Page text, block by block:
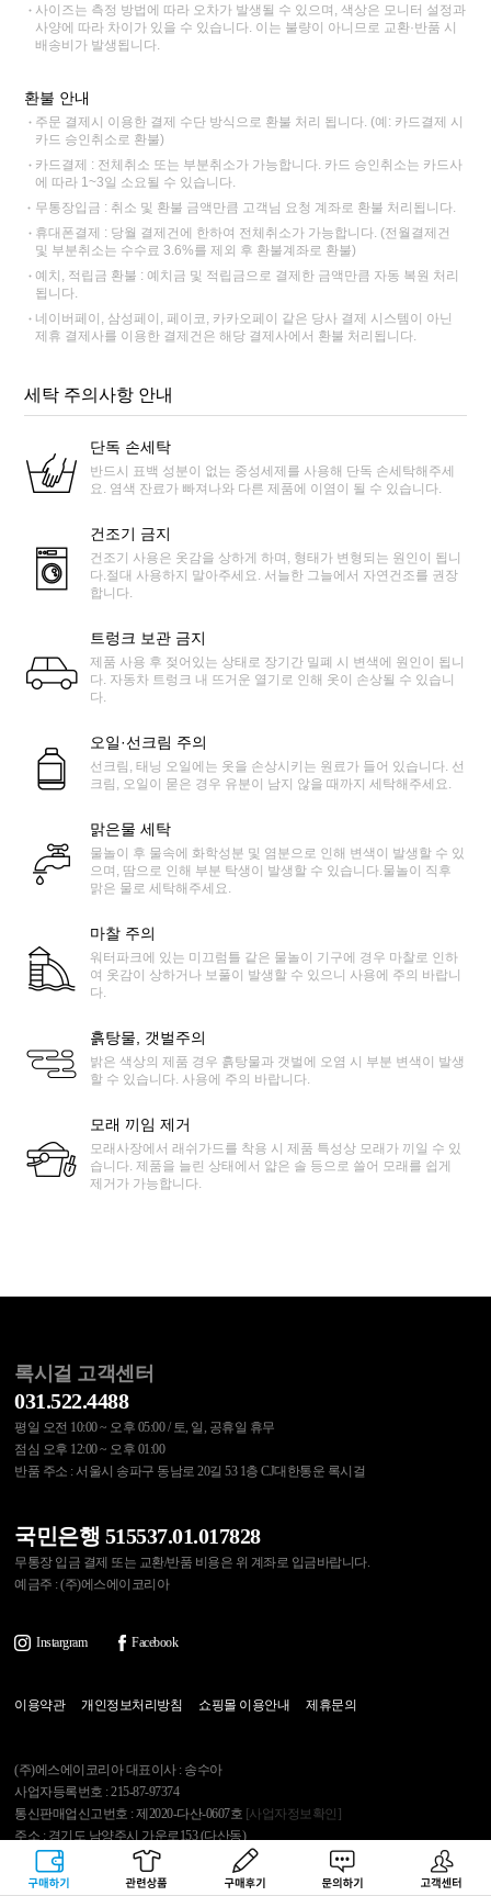
구매하기 관련상품 상품후기 문의하기 고객센터
사이즈는 측정 방법에 따라 오차가 발생될 수 있으며, 색상은 모니터 설정과
사양에 따라 차이가 있을 수 있습니다. 이는 불량이 아니므로 교환·반품 시
배송비가 발생됩니다.
환불 안내
주문 결제시 이용한 결제 수단 방식으로 환불 처리 됩니다. (예: 카드결제 시
카드 승인취소로 환불)
카드결제 : 전체취소 또는 부분취소가 가능합니다. 카드 승인취소는 카드사
에 따라 1~3일 소요될 수 있습니다.
무통장입금 : 취소 및 환불 금액만큼 고객님 요청 계좌로 환불 처리됩니다.
휴대폰결제 : 당월 결제건에 한하여 전체취소가 가능합니다. (전월결제건
및 부분취소는 수수료 3.6%를 제외 후 환불계좌로 환불)
예치, 적립금 환불 : 예치금 및 적립금으로 결제한 금액만큼 자동 복원 처리
됩니다.
네이버페이, 삼성페이, 페이코, 카카오페이 같은 당사 결제 시스템이 아닌
제휴 결제사를 이용한 결제건은 해당 결제사에서 환불 처리됩니다.
세탁 주의사항 안내
단독 손세탁
반드시 표백 성분이 없는 중성세제를 사용해 단독 손세탁해주세
요. 염색 잔료가 빠져나와 다른 제품에 이염이 될 수 있습니다.
건조기 금지
건조기 사용은 옷감을 상하게 하며, 형태가 변형되는 원인이 됩니
다.절대 사용하지 말아주세요. 서늘한 그늘에서 자연건조를 권장
합니다.
트렁크 보관 금지
제품 사용 후 젖어있는 상태로 장기간 밀폐 시 변색에 원인이 됩니
다. 자동차 트렁크 내 뜨거운 열기로 인해 옷이 손상될 수 있습니
다.
오일·선크림 주의
선크림, 태닝 오일에는 옷을 손상시키는 원료가 들어 있습니다. 선
크림, 오일이 묻은 경우 유분이 남지 않을 때까지 세탁해주세요.
맑은물 세탁
물놀이 후 물속에 화학성분 및 염분으로 인해 변색이 발생할 수 있
으며, 땀으로 인해 부분 탁생이 발생할 수 있습니다.물놀이 직후
맑은 물로 세탁해주세요.
마찰 주의
워터파크에 있는 미끄럼틀 같은 물놀이 기구에 경우 마찰로 인하
여 옷감이 상하거나 보풀이 발생할 수 있으니 사용에 주의 바랍니
다.
흙탕물, 갯벌주의
밝은 색상의 제품 경우 흙탕물과 갯벌에 오염 시 부분 변색이 발생
할 수 있습니다. 사용에 주의 바랍니다.
모래 끼임 제거
모래사장에서 래쉬가드를 착용 시 제품 특성상 모래가 끼일 수 있
습니다. 제품을 늘린 상태에서 얇은 솔 등으로 쓸어 모래를 쉽게
제거가 가능합니다.
록시걸 고객센터
031.522.4488
평일 오전 10:00 ~ 오후 05:00 / 토, 일, 공휴일 휴무
점심 오후 12:00 ~ 오후 01:00
반품 주소 : 서울시 송파구 동남로 20길 53 1층 CJ대한통운 록시걸
국민은행 515537.01.017828
무통장 입금 결제 또는 교환/반품 비용은 위 계좌로 입금바랍니다.
예금주 : (주)에스에이코리아
Instargram Facebook
이용약관 개인정보처리방침 쇼핑몰 이용안내 제휴문의
(주)에스에이코리아 대표이사 : 송수아
사업자등록번호 : 215-87-97374
통신판매업신고번호 : 제2020-다산-0607호 [사업자정보확인]
주소 : 경기도 남양주시 가운로153 (다산동)
반품주소 : 서울시 송파구 동남로20길 53 1층 CJ대한통운 록시걸
고객센터 : 031.522.4488